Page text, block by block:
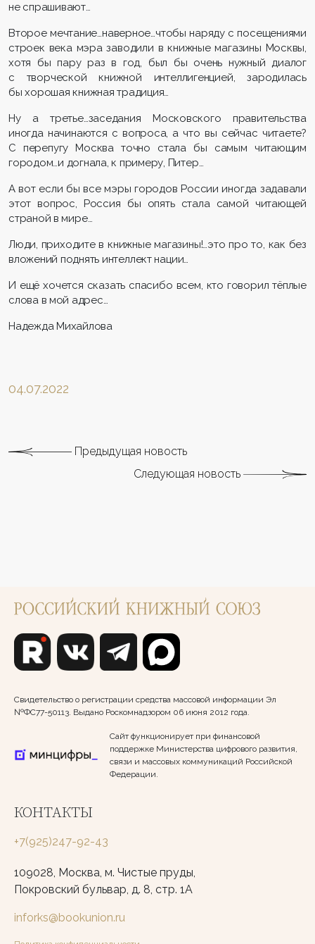
не спрашивают…
Второе мечтание…наверное…чтобы наряду с посещениями
строек века мэра заводили в книжные магазины Москвы,
хотя бы пару раз в год, был бы очень нужный диалог
с творческой книжной интеллигенцией, зародилась
бы хорошая книжная традиция…
Ну а третье…заседания Московского правительства
иногда начинаются с вопроса, а что вы сейчас читаете?
С перепугу Москва точно стала бы самым читающим
городом…и догнала, к примеру, Питер…
А вот если бы все мэры городов России иногда задавали
этот вопрос, Россия бы опять стала самой читающей
страной в мире…
Люди, приходите в книжные магазины!…это про то, как без
вложений поднять интеллект нации…
И ещё хочется сказать спасибо всем, кто говорил тёплые
слова в мой адрес…
Надежда Михайлова
04.07.2022
Предыдущая новость
Следующая новость
Свидетельство о регистрации средства массовой информации Эл
№ФС77-50113. Выдано Роскомнадзором 06 июня 2012 года.
Сайт функционирует при финансовой
поддержке Министерства цифрового развития,
связи и массовых коммуникаций Российской
Федерации.
КОНТАКТЫ
+7(925)247-92-43
109028, Москва, м. Чистые пруды,
Покровский бульвар, д. 8, стр. 1А
inforks@bookunion.ru